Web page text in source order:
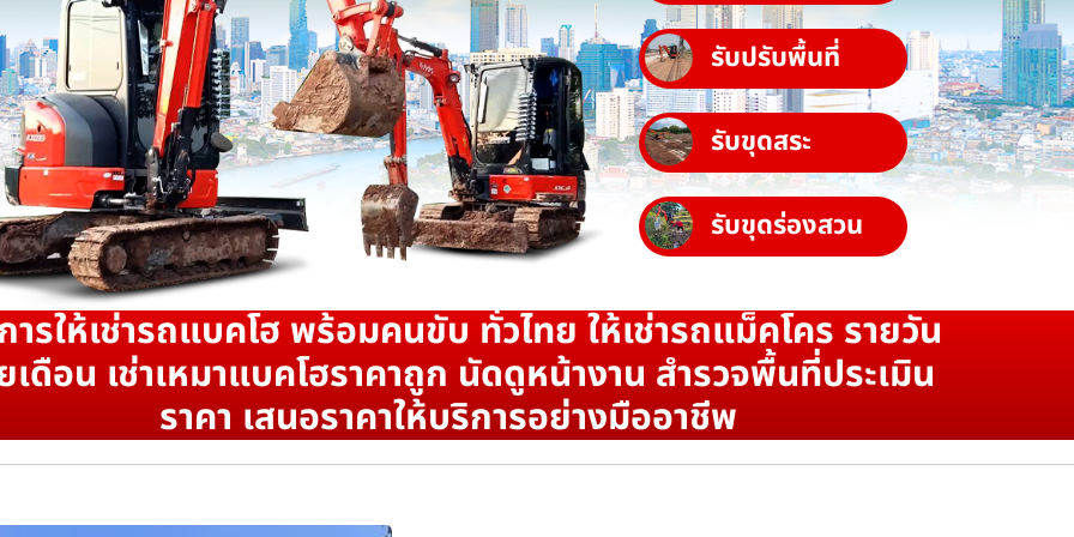
รับปรับพื้นที่
รับขุดสระ
รับขุดร่องสวน
ารให้เช่ารถแบคโฮ พร้อมคนขับ ทั่วไทย ให้เช่ารถแม็คโคร รายวัน
เดือน เช่าเหมาแบคโฮราคาถูก นัดดูหน้างาน สำรวจพื้นที่ประเมิน
ราคา เสนอราคาให้บริการอย่างมืออาชีพ